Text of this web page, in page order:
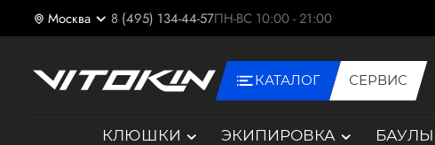
Москва 8 (495) 134-44-57ПН-ВС 10:00 - 21:00
КАТАЛОГ СЕРВИС
КЛЮШКИ ЭКИПИРОВКА БАУЛЫ